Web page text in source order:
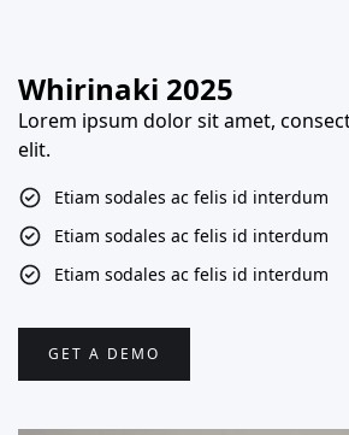
Whirinaki 2025
Lorem ipsum dolor sit amet,
elit.
Etiam sodales ac felis id interdum
Etiam sodales ac felis id interdum
Etiam sodales ac felis id interdum
GET A DEMO